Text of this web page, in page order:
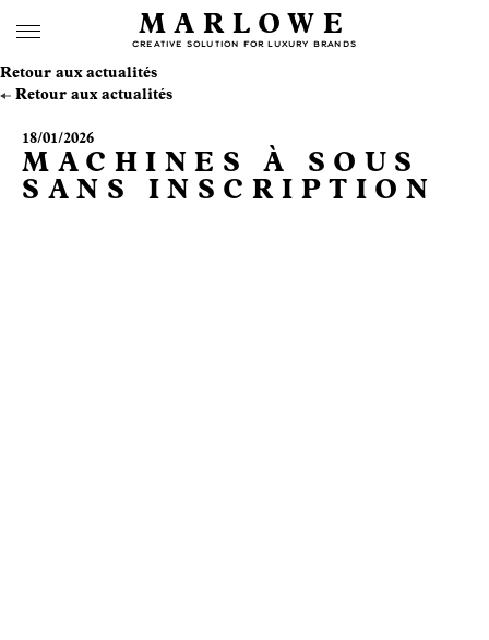
MARLOWE
CREATIVE SOLUTION FOR LUXURY BRANDS
Retour aux actualités
Retour aux actualités
18/01/2026
MACHINES À SOUS
SANS INSCRIPTION